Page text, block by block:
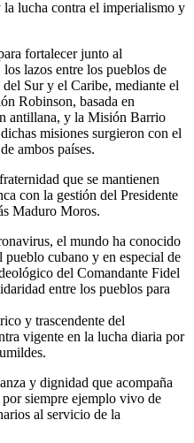
lucha contra el imperialismo y
fortalecer junto al
lazos entre los pueblos de
Sur y el Caribe, mediante el
Robinson, basada en
antillana, y la Misión Barrio
misiones surgieron con el
ambos países.
que se mantienen
con la gestión del Presidente
Maduro Moros.
el mundo ha conocido
cubano y en especial de
del Comandante Fidel
entre los pueblos para
y trascendente del
vigente en la lucha diaria por
y dignidad que acompaña
por siempre ejemplo vivo de
al servicio de la